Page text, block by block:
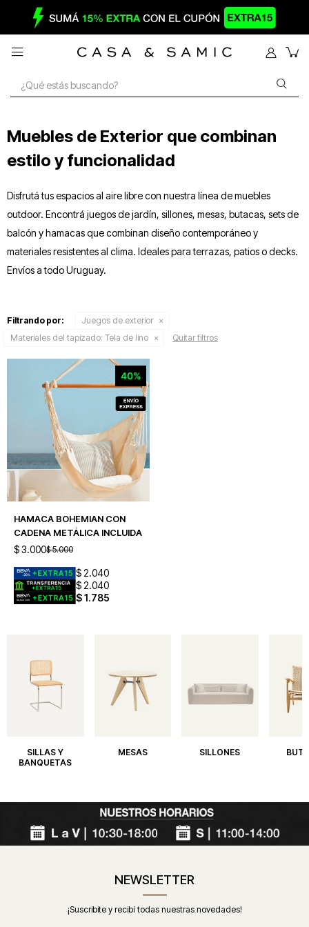

Muebles de Exterior que combinan
estilo y funcionalidad
Disfrutá tus espacios al aire libre con nuestra línea de muebles
outdoor. Encontrá juegos de jardín, sillones, mesas, butacas, sets de
balcón y hamacas que combinan diseño contemporáneo y
materiales resistentes al clima. Ideales para terrazas, patios o decks.
Envíos a todo Uruguay.
Filtrando por:
Juegos de exterior
Materiales del tapizado: Tela de lino Quitar filtros
HAMACA BOHEMIAN CON
CADENA METÁLICA INCLUIDA
$3.000$ 5.000
$ 2.040
$ 2.040
$1.785
SILLAS Y
BANQUETAS
MESAS SILLONES
NEWSLETTER
¡Suscribite y recibí todas nuestras novedades!